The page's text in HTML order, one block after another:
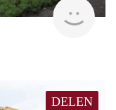
DELEN